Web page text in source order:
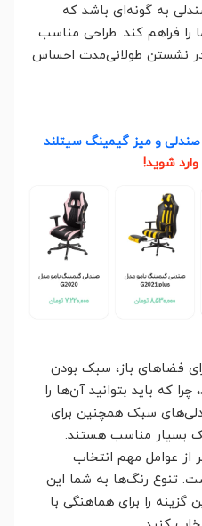
به گونه‌ای باشد که
را فراهم کند. طراحی مناسب
نشستن طولانی‌مدت احساس
صندلی و میز گیمینگ سیتلند
شوید!
فضاهای باز، سبک بودن
که باید بتوانید آن‌ها را
سبک همچنین برای
بسیار مناسب هستند.
از عوامل مهم انتخاب
تنوع رنگ‌ها به شما این
گزینه را برای هماهنگی با